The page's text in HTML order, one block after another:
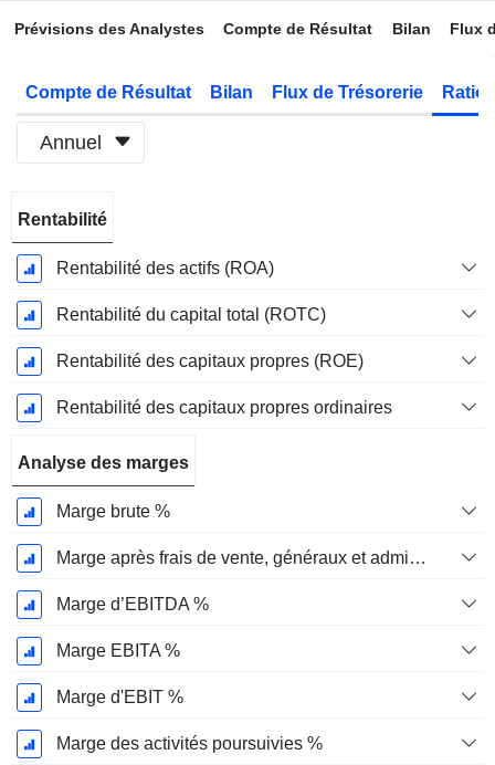
Prévisions des Analystes Compte de Résultat Bilan Flux
Compte de Résultat Bilan Flux de Trésorerie
Annuel
Fiscale:
Décembre
Rentabilité
Rentabilité des actifs (ROA)
Rentabilité du capital total (ROTC)
Rentabilité des capitaux propres (ROE)
Rentabilité des capitaux propres ordinaires
Analyse des marges
Marge brute %
Marge après frais de vente, généraux et administratifs %
Marge d’EBITDA %
Marge EBITA %
Marge d'EBIT %
Marge des activités poursuivies %